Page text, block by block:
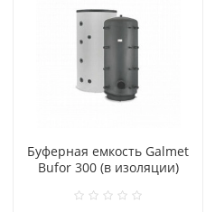
Буферная емкость Galmet
Bufor 300 (в изоляции)